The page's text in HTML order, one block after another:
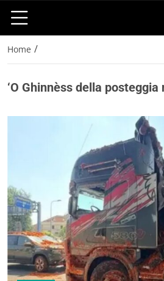
Home /
‘O Ghinnèss della posteggia